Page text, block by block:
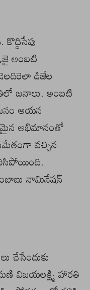
అంబటి
డిజేల
జనాలు. అంబటి
ఆయన
అభిమానంతో
వచ్చిన
నామినేషన్
చేసేందుకు
విజయలక్ష్మి హారతి